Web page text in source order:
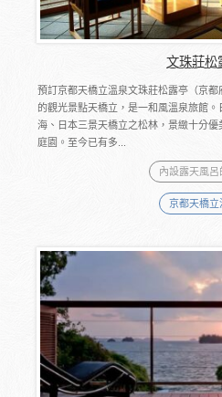
文珠莊松
預訂京都天橋立溫泉文珠莊松露亭（京
的觀光景點天橋立，是一和風溫泉旅館
海、日本三景天橋立之松林，景緻十分
庭園。至今已有多...
內設露天風呂
京都天橋立